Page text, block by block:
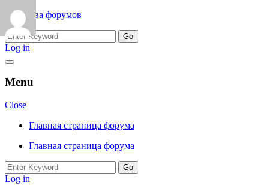
Skip
to
content
Королева форумов
Search
for:
Log in
Menu
Close
Главная страница форума
Главная страница форума
Search
for:
Log in